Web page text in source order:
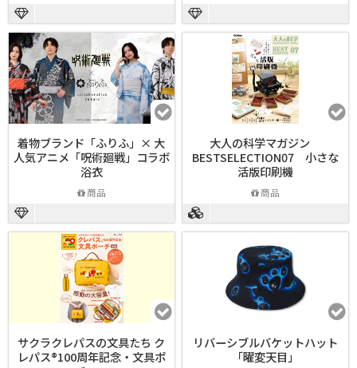
着物ブランド「ふりふ」× 大
人気アニメ「呪術廻戦」コラボ
浴衣
商品
大人の科学マガジン
BESTSELECTION07 小さな
活版印刷機
商品
サクラクレパスの文具たち ク
レパス®100周年記念・文具ポ
リバーシブルバケットハット
「曜変天目」